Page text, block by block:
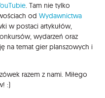
. Tam nie tylko
od Wydawnictwa
w postaci artykułów,
wydarzeń oraz
na temat gier planszowych i
razem z nami. Miłego
:)